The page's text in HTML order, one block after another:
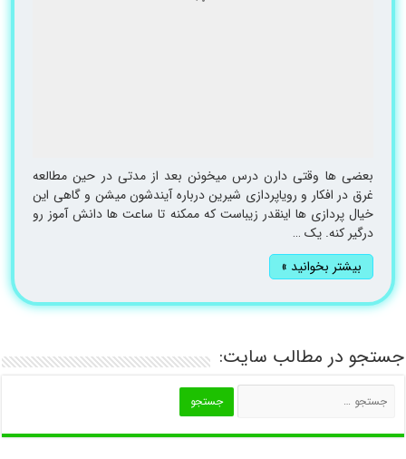
بعضی ها وقتی دارن درس میخونن بعد از مدتی در حین مطالعه
غرق در افکار و رویاپردازی شیرین درباره آیندشون میشن و گاهی این
خیال پردازی ها اینقدر زیباست که ممکنه تا ساعت ها دانش آموز رو
درگیر کنه. یک …
بیشتر بخوانید »
جستجو در مطالب سایت: